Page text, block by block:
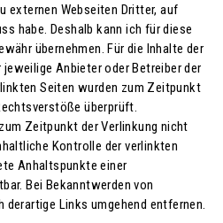
externen Webseiten Dritter, auf
habe. Deshalb kann ich für diese
übernehmen. Für die Inhalte der
Anbieter oder Betreiber der
Seiten wurden zum Zeitpunkt
überprüft.
Zeitpunkt der Verlinkung nicht
Kontrolle der verlinkten
Anhaltspunkte einer
Bei Bekanntwerden von
Links umgehend entfernen.